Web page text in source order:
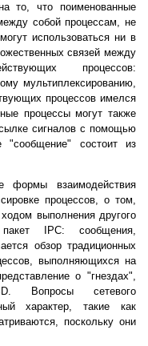
то, что поименованные
собой процессам, не
использоваться ни в
связей между
процессов:
мультиплексированию,
процессов имелся
процессы могут также
сигналов с помощью
"сообщение" состоит из
формы взаимодействия
процессов, о том,
выполнения другого
пакет IPC: сообщения,
обзор традиционных
выполняющихся на
о "гнездах",
Вопросы сетевого
характер, такие как
поскольку они